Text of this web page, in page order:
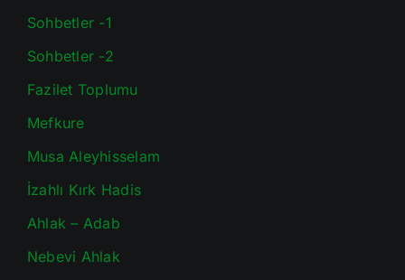
Sohbetler -1
Sohbetler -2
Fazilet Toplumu
Mefkure
Musa Aleyhisselam
İzahlı Kırk Hadis
Ahlak – Adab
Nebevi Ahlak